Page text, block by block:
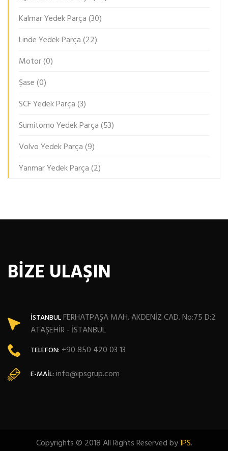
Kalmar Yedek Parça(30)
Linde Yedek Parça(22)
Motor(0)
Şase(0)
SCF Yedek Parça(3)
Sumitomo Yedek Parça(53)
Volvo Yedek Parça(9)
Yanmar Yedek Parça(2)
BİZE ULAŞIN
İSTANBULFERHATPAŞA MAH. AKDENİZ CAD. No:75 D:2
ATAŞEHİR - İSTANBUL
TELEFON: +90 850 420 03 13
E-MAIL: info@ipsgrup.com
Copyrights © 2018 All Rights Reserved byIPS.